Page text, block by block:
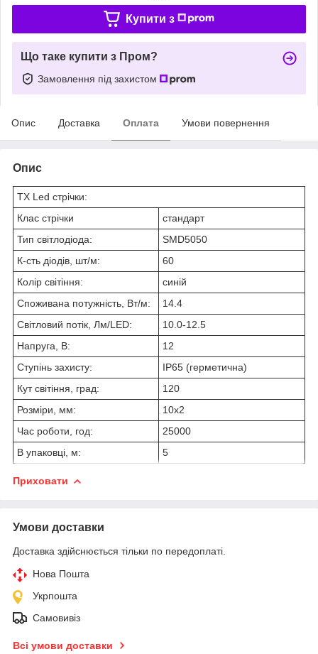
Купити з
Що таке купити з Пром?
Замовлення під захистом
Опис Доставка Оплата Умови повернення
Опис
ТХ Led стрічки:
Клас стрічки
стандарт
Тип світлодіода:
SMD5050
К-сть діодів, шт/м:
60
Колір світіння:
синій
Споживана потужність, Вт/м:
14.4
Світловий потік, Лм/LED:
10.0-12.5
Напруга, В:
12
Ступінь захисту:
IP65 (герметична)
Кут світіння, град:
120
Розміри, мм:
10х2
Час роботи, год:
25000
В упаковці, м:
5
Приховати
Умови доставки
Доставка здійснюється тільки по передоплаті.
Нова Пошта
Укрпошта
Самовивіз
Всі умови доставки